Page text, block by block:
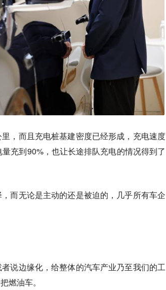
，而且充电桩基建密度已经形成，充电速度
充到90%，也让长途排队充电的情况得到了
而无论是主动的还是被迫的，几乎所有车企
说边缘化，给整体的汽车产业乃至我们的工
燃油车。